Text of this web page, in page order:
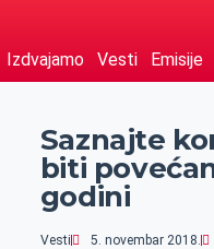
Izdvajamo Vesti Emisije
Saznajte
biti
godini
Vesti 5. novembar 2018.